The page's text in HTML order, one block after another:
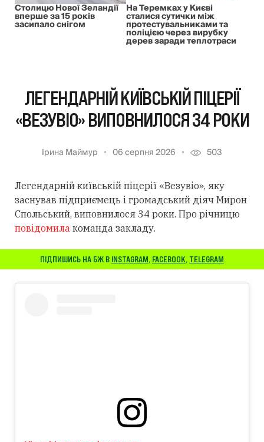
Столицю Нової Зеландії
вперше за 15 років
засипало снігом
На Теремках у Києві
сталися сутички між
протестувальниками та
поліцією через вирубку
дерев заради теплотраси
ЛЕГЕНДАРНІЙ КИЇВСЬКІЙ ПІЦЕРІЇ
«ВЕЗУВІО» ВИПОВНИЛОСЯ 34 РОКИ
Ірина Маймур 06 серпня 2026 503
Легендарній київській піцерії «Везувіо», яку
заснував підприємець і громадський діяч Мирон
Спольський, виповнилося 34 роки. Про річницю
повідомила команда закладу.
ПІДПИШИСЬ НА БЖ В INSTAGRAM, FACEBOOK, TELEGRAM